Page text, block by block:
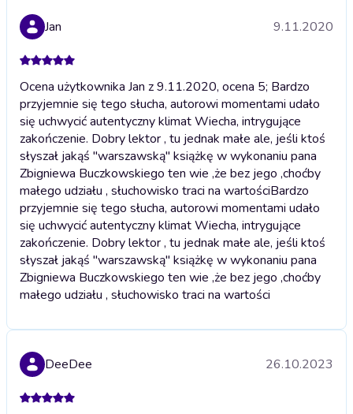
Jan 9.11.2020
Ocena użytkownika Jan z 9.11.2020, ocena 5; Bardzo
przyjemnie się tego słucha, autorowi momentami udało
się uchwycić autentyczny klimat Wiecha, intrygujące
zakończenie. Dobry lektor , tu jednak małe ale, jeśli ktoś
słyszał jakąś "warszawską" książkę w wykonaniu pana
Zbigniewa Buczkowskiego ten wie ,że bez jego ,choćby
małego udziału , słuchowisko traci na wartościBardzo
przyjemnie się tego słucha, autorowi momentami udało
się uchwycić autentyczny klimat Wiecha, intrygujące
zakończenie. Dobry lektor , tu jednak małe ale, jeśli ktoś
słyszał jakąś "warszawską" książkę w wykonaniu pana
Zbigniewa Buczkowskiego ten wie ,że bez jego ,choćby
małego udziału , słuchowisko traci na wartości
DeeDee 26.10.2023